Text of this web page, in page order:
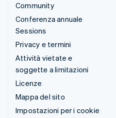
Community
Conferenza annuale
Sessions
Privacy e termini
Attività vietate e
soggette a limitazioni
Licenze
Mappa del sito
Impostazioni per i cookie